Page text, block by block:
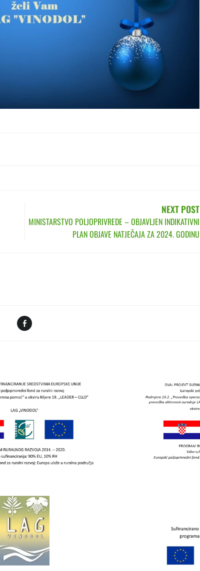
NEXT POST
MINISTARSTVO POLJOPRIVREDE – OBJAVLJEN INDIKATIVNI
PLAN OBJAVE NATJEČAJA ZA 2024. GODINU